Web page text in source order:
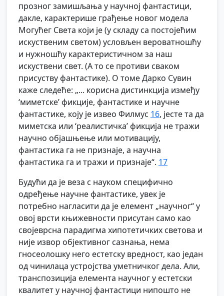
прозног замишљања у научној фантастици,
дакле, карактерише грађење новог модела
Могућег Света који је (у складу са постојећим
искуственим светом) условљен вероватношћу
и нужношћу карактеристичном за наш
искуствени свет. (А то се противи сваком
присуству фантастике). О томе Дарко Сувин
каже следеће: „... корисна дистинкција између
‘миметске’ фикције, фантастике и научне
фантастике, коју је извео Филмус 16, јесте та да
миметска или ‘реалистичка’ фикција не тражи
научно објашњење или мотивацију,
фантастика га не признаје, а научна
фантастика га и тражи и признаје“. 17
Будући да је веза с науком специфично
одређење научне фантастике, увек је
потребно нагласити да је елемент „научног“ у
овој врсти књижевности присутан само као
својеврсна парадигма хипотетичких светова и
није извор објективног сазнања, нема
гносеолошку него естетску вредност, као један
од чинилаца устројства уметничког дела. Али,
транспозиција елемента научног у естетски
квалитет у научној фантастици нипошто не